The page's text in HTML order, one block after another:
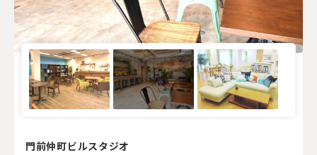
門前仲町ビルスタジオ